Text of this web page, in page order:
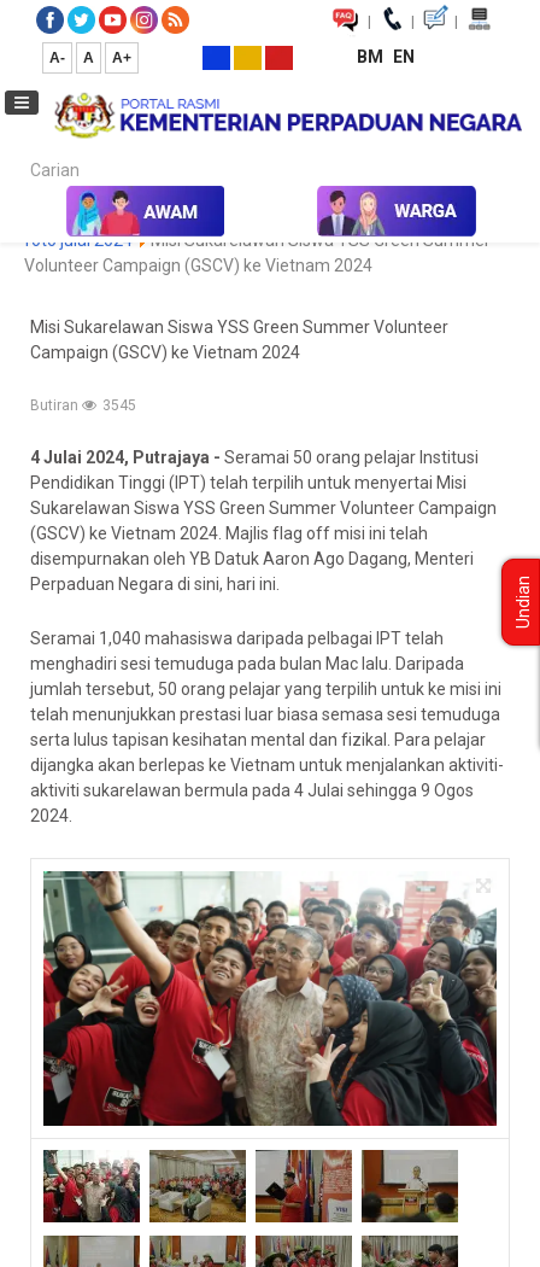
| | |
A- A A+ BM EN
Carian...
Laman Utama Media Koleksi Media Foto
Galeri Foto
foto julai 2024
Misi Sukarelawan Siswa YSS Green Summer
Volunteer Campaign (GSCV) ke Vietnam 2024
Misi Sukarelawan Siswa YSS Green Summer Volunteer
Campaign (GSCV) ke Vietnam 2024
Butiran 3545
4 Julai 2024, Putrajaya - Seramai 50 orang pelajar Institusi
Pendidikan Tinggi (IPT) telah terpilih untuk menyertai Misi
Sukarelawan Siswa YSS Green Summer Volunteer Campaign
(GSCV) ke Vietnam 2024. Majlis flag off misi ini telah
disempurnakan oleh YB Datuk Aaron Ago Dagang, Menteri
Perpaduan Negara di sini, hari ini.
Seramai 1,040 mahasiswa daripada pelbagai IPT telah
menghadiri sesi temuduga pada bulan Mac lalu. Daripada
jumlah tersebut, 50 orang pelajar yang terpilih untuk ke misi ini
telah menunjukkan prestasi luar biasa semasa sesi temuduga
serta lulus tapisan kesihatan mental dan fizikal. Para pelajar
dijangka akan berlepas ke Vietnam untuk menjalankan aktiviti-
aktiviti sukarelawan bermula pada 4 Julai sehingga 9 Ogos
2024.
Undian